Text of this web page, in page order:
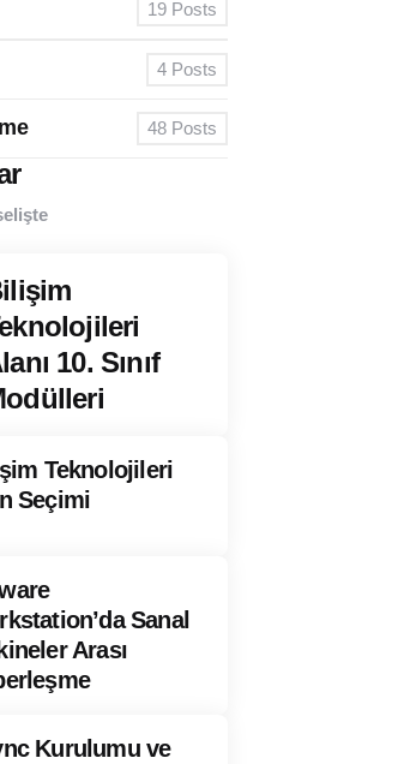
19 Posts
4 Posts
48 Posts
10. Sınıf
Teknolojileri
Seçimi
Sanal
Arası
Kurulumu ve